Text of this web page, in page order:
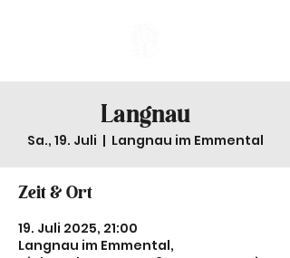
Langnau
Sa., 19. Juli
  |
Langnau im Emmental
Zeit & Ort
19. Juli 2025, 21:00
Langnau im Emmental,